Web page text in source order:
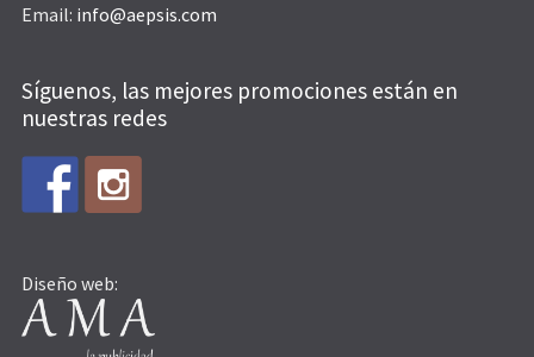
Email: info@aepsis.com
Síguenos, las mejores promociones están en
nuestras redes
Diseño web: